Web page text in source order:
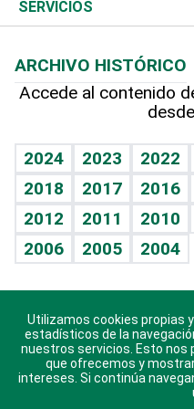
Hablando con el pediatra
Vida y familia
Eñe
Celebrando la vida
Sin complejos
En pocas palabras
Escuchando al corazón
Economía Personal
Más deportes
Línea de hit
TBT Deportivo
Columnistas
Más firmas
Cambio climático
Opinión
Hecho en casa
Guía del dinero
SERVICIOS
Cumpleaños
Horóscopos
Crucigramas
ARCHIVO HISTÓRICO
Accede al contenido
2024 2023 2022
2018
2017 2016
2012
2011 2010
2006
2005 2004
Descarga nuestras
Utilizamos cookies propias
estadísticos de la
nuestros servicios. Esto nos
que ofrecemos y
intereses. Si continúa